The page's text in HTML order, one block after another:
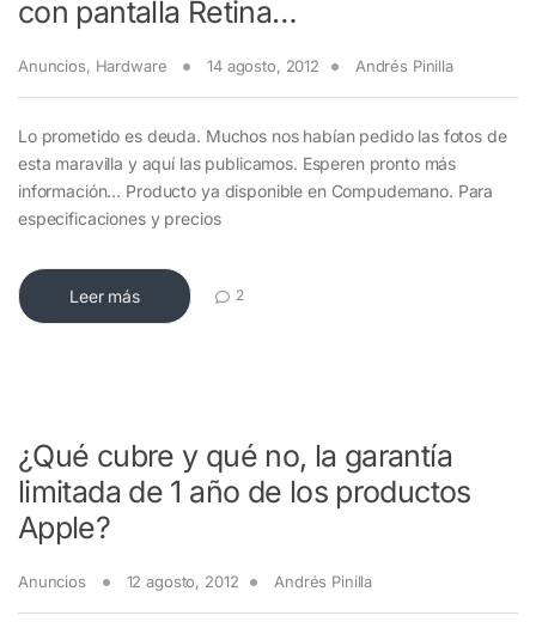
con pantalla Retina…
Anuncios, Hardware 14 agosto, 2012 Andrés Pinilla
Lo prometido es deuda. Muchos nos habían pedido las fotos de
esta maravilla y aquí las publicamos. Esperen pronto más
información… Producto ya disponible en Compudemano. Para
especificaciones y precios
Leer más 2
¿Qué cubre y qué no, la garantía
limitada de 1 año de los productos
Apple?
Anuncios 12 agosto, 2012 Andrés Pinilla